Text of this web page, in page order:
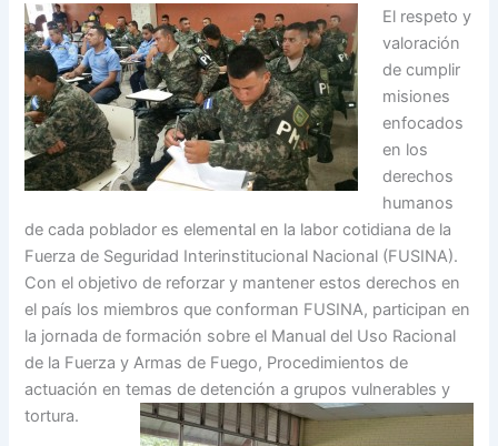
El respeto y
valoración
de cumplir
misiones
enfocados
en los
derechos
humanos
de cada poblador es elemental en la labor cotidiana de la
Fuerza de Seguridad Interinstitucional Nacional (FUSINA).
Con el objetivo de reforzar y mantener estos derechos en
el país los miembros que conforman FUSINA, participan en
la jornada de formación sobre el Manual del Uso Racional
de la Fuerza y Armas de Fuego, Procedimientos de
actuación en temas de detención a grupos vulnerables y
tortura.